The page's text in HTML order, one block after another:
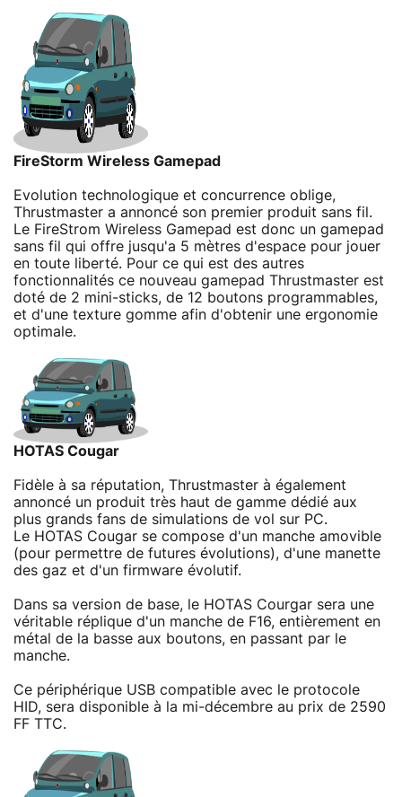
FireStorm Wireless Gamepad
Evolution technologique et concurrence oblige,
Thrustmaster a annoncé son premier produit sans fil.
Le FireStrom Wireless Gamepad est donc un gamepad
sans fil qui offre jusqu'a 5 mètres d'espace pour jouer
en toute liberté. Pour ce qui est des autres
fonctionnalités ce nouveau gamepad Thrustmaster est
doté de 2 mini-sticks, de 12 boutons programmables,
et d'une texture gomme afin d'obtenir une ergonomie
optimale.
HOTAS Cougar
Fidèle à sa réputation, Thrustmaster à également
annoncé un produit très haut de gamme dédié aux
plus grands fans de simulations de vol sur PC.
Le HOTAS Cougar se compose d'un manche amovible
(pour permettre de futures évolutions), d'une manette
des gaz et d'un firmware évolutif.
Dans sa version de base, le HOTAS Courgar sera une
véritable réplique d'un manche de F16, entièrement en
métal de la basse aux boutons, en passant par le
manche.
Ce périphérique USB compatible avec le protocole
HID, sera disponible à la mi-décembre au prix de 2590
FF TTC.